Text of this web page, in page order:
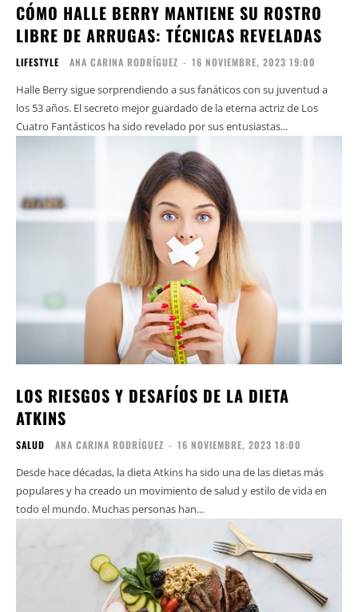
CÓMO HALLE BERRY MANTIENE SU ROSTRO
LIBRE DE ARRUGAS: TÉCNICAS REVELADAS
LIFESTYLE ANA CARINA RODRÍGUEZ - 16 NOVIEMBRE, 2023 19:00
Halle Berry sigue sorprendiendo a sus fanáticos con su juventud a
los 53 años. El secreto mejor guardado de la eterna actriz de Los
Cuatro Fantásticos ha sido revelado por sus entusiastas...
LOS RIESGOS Y DESAFÍOS DE LA DIETA
ATKINS
SALUD ANA CARINA RODRÍGUEZ - 16 NOVIEMBRE, 2023 18:00
Desde hace décadas, la dieta Atkins ha sido una de las dietas más
populares y ha creado un movimiento de salud y estilo de vida en
todo el mundo. Muchas personas han...